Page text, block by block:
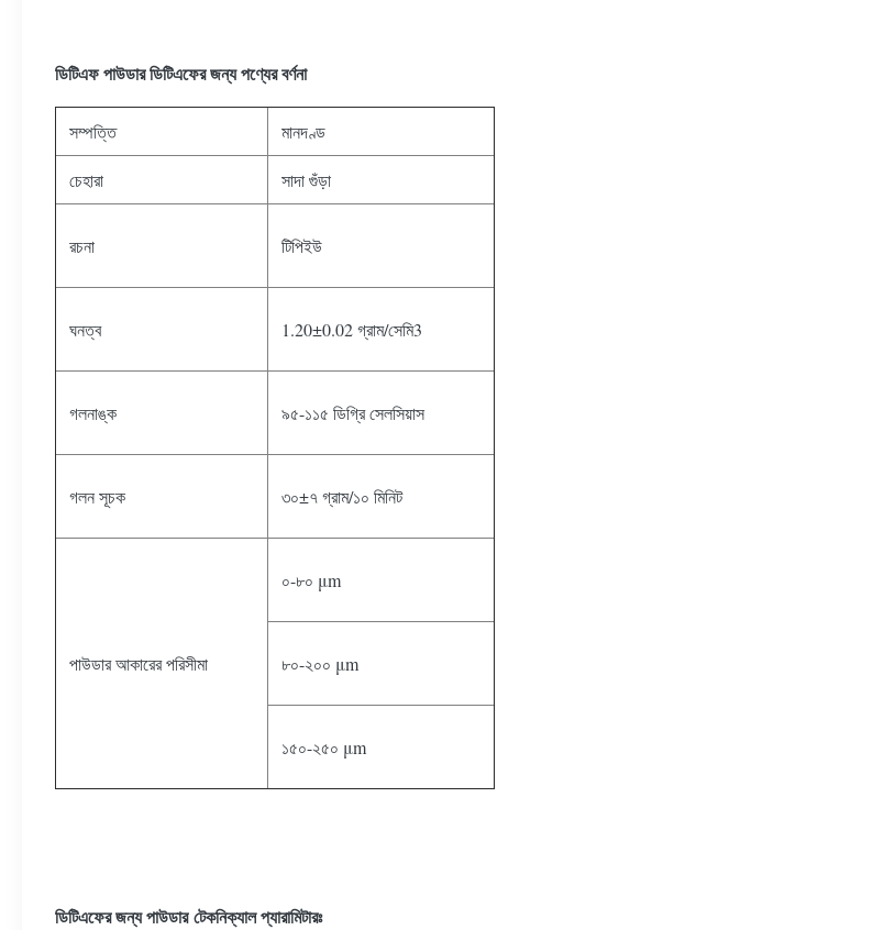
ডিটিএফ পাউডার ডিটিএফের জন্য পণ্যের বর্ণনা
সম্পত্তি মানদণ্ড
চেহারা সাদা গুঁড়া
রচনা টিপিইউ
ঘনত্ব 1.20±0.02 গ্রাম/সেমি3
গলনাঙ্ক ৯৫-১১৫ ডিগ্রি সেলসিয়াস
গলন সূচক ৩০±৭ গ্রাম/১০ মিনিট
পাউডার আকারের পরিসীমা
০-৮০ μm
৮০-২০০ μm
১৫০-২৫০ μm
ডিটিএফের জন্য পাউডার টেকনিক্যাল প্যারামিটারঃ